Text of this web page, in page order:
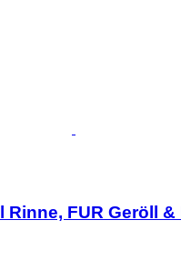
Rinne, FUR Geröll